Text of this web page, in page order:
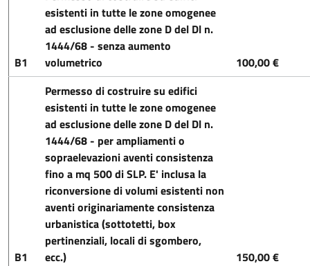
B1
esistenti in tutte le zone omogenee
ad esclusione delle zone D del Dl n.
1444/68 - senza aumento
volumetrico
100,00 €
B1
Permesso di costruire su edifici
esistenti in tutte le zone omogenee
ad esclusione delle zone D del Dl n.
1444/68 - per ampliamenti o
sopraelevazioni aventi consistenza
fino a mq 500 di SLP. E' inclusa la
riconversione di volumi esistenti non
aventi originariamente consistenza
urbanistica (sottotetti, box
pertinenziali, locali di sgombero,
ecc.)
150,00 €